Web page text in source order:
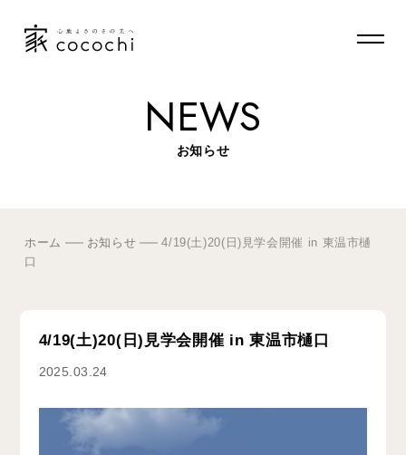
NEWS
お知らせ
ホーム お知らせ
4/19(土)20(日)見学会開催 in 東温市樋
口
4/19(土)20(日)見学会開催 in 東温市樋口
2025.03.24